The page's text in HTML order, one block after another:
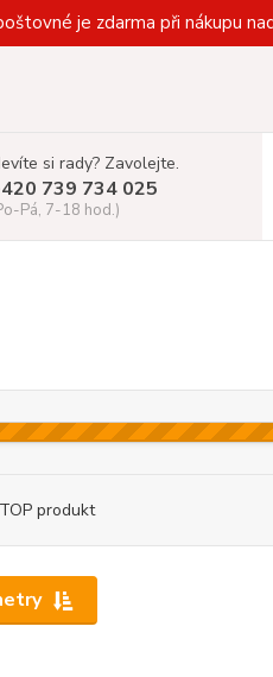
je zdarma při nákupu
si rady? Zavolejte.
739 734 025
Pá, 7-18 hod.)
TOP produkt